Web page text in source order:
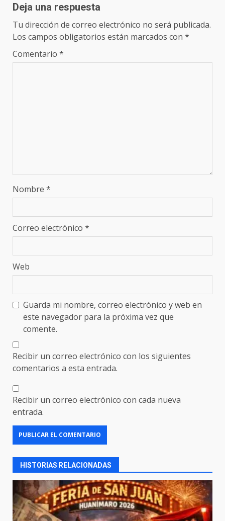
Deja una respuesta
Tu dirección de correo electrónico no será publicada.
Los campos obligatorios están marcados con *
Comentario *
Nombre *
Correo electrónico *
Web
Guarda mi nombre, correo electrónico y web en
este navegador para la próxima vez que
comente.
Recibir un correo electrónico con los siguientes
comentarios a esta entrada.
Recibir un correo electrónico con cada nueva
entrada.
HISTORIAS RELACIONADAS